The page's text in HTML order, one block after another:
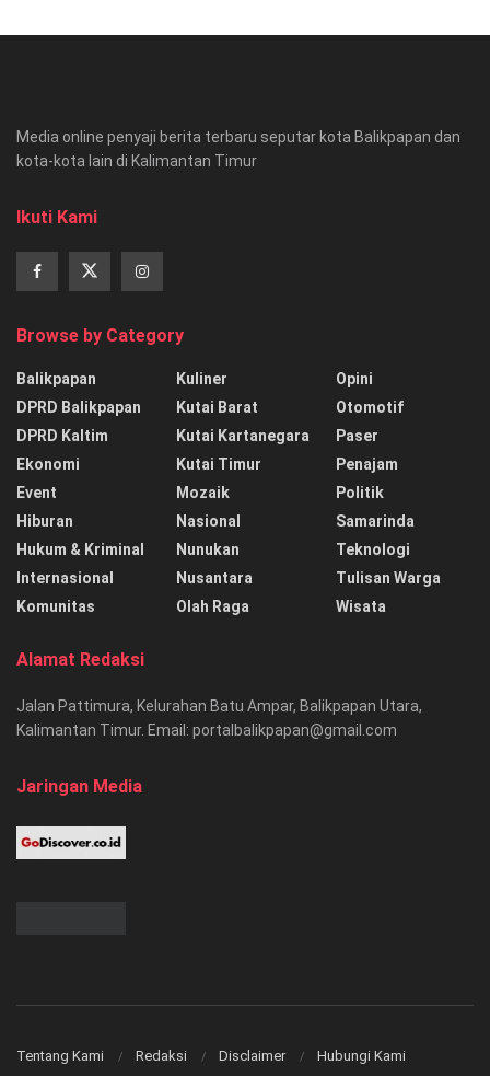
Media online penyaji berita terbaru seputar kota Balikpapan dan
kota-kota lain di Kalimantan Timur
Ikuti Kami
Browse by Category
Balikpapan
DPRD Balikpapan
DPRD Kaltim
Ekonomi
Event
Hiburan
Hukum & Kriminal
Internasional
Komunitas
Kuliner
Kutai Barat
Kutai Kartanegara
Kutai Timur
Mozaik
Nasional
Nunukan
Nusantara
Olah Raga
Opini
Otomotif
Paser
Penajam
Politik
Samarinda
Teknologi
Tulisan Warga
Wisata
Alamat Redaksi
Jalan Pattimura, Kelurahan Batu Ampar, Balikpapan Utara,
Kalimantan Timur. Email: portalbalikpapan@gmail.com
Jaringan Media
Tentang Kami Redaksi Disclaimer Hubungi Kami